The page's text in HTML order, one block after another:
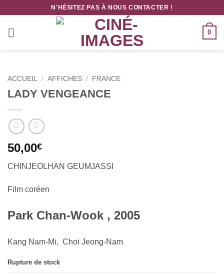
contenu
N'HÉSITEZ PAS À NOUS CONTACTER !
0
ACCUEIL / AFFICHES / FRANCE
LADY VENGEANCE
50,00€
CHINJEOLHAN GEUMJASSI
Film coréen
Park Chan-Wook , 2005
Kang Nam-Mi, Choi Jeong-Nam
Rupture de stock